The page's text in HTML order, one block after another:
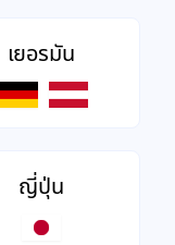
เยอรมัน
ญี่ปุ่น